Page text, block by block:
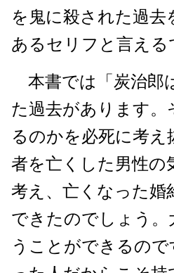
を鬼に殺された過
あるセリフと言える
本書では「炭治郎
た過去があります
るのかを必死に考
者を亡くした男性の
考え、亡くなった婚
できたのでしょう。
うことができるの